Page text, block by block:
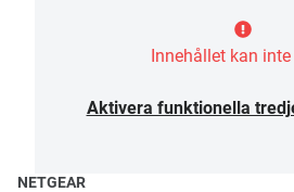
Innehållet kan
Aktivera funktionella
NETGEAR